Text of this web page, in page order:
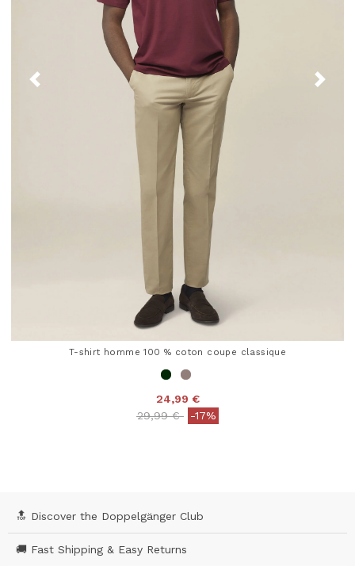
T-shirt homme 100 % coton coupe classique
24,99 €
Price reduced from
29,99 €to-17%
🔝 Discover the Doppelgänger Club
🚚 Fast Shipping & Easy Returns